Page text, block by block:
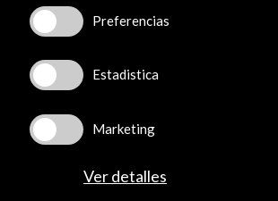
Instagram
LinkedIn
Facebook
Youtube
Flickr
TikTok
Preferencias
Estadistica
Marketing
Ver detalles